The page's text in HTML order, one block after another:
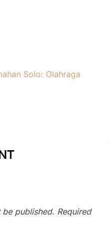
Solo: Olahraga
be published. Required